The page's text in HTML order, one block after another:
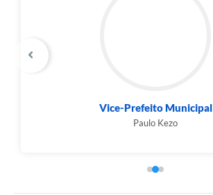
Vice-Prefeito Municipal
Paulo Kezo